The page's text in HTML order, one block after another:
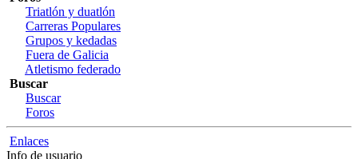
Triatlón y duatlón
Carreras Populares
Grupos y kedadas
Fuera de Galicia
Atletismo federado
Buscar
Buscar
Foros
Enlaces
Info de usuario